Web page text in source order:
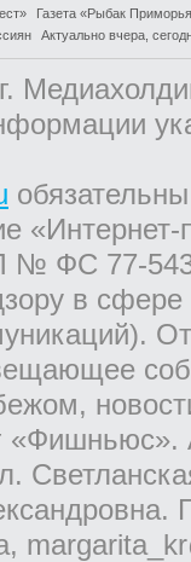
Газета «Рыбак
Актуально вчера,
№ ФС 77-
в
«Фишньюс».